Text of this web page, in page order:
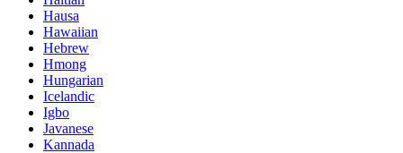
Hausa
Hawaiian
Hebrew
Hmong
Hungarian
Icelandic
Igbo
Javanese
Kannada